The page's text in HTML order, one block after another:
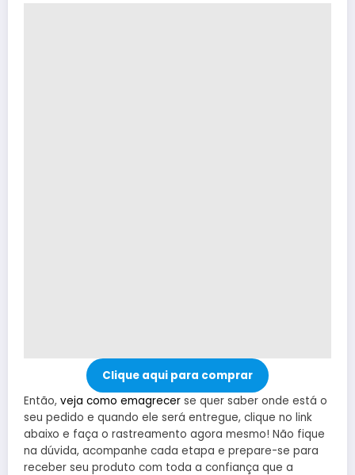
Clique aqui para comprar
Então, veja como emagrecer se quer saber onde está o
seu pedido e quando ele será entregue, clique no link
abaixo e faça o rastreamento agora mesmo! Não fique
na dúvida, acompanhe cada etapa e prepare-se para
receber seu produto com toda a confiança que a